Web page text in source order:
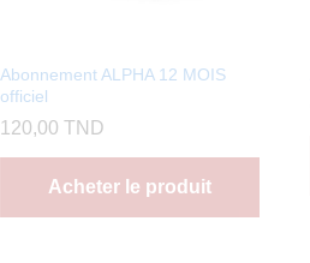
Abonnement ALPHA 12 MOIS
officiel
120,00 TND
Acheter le produit